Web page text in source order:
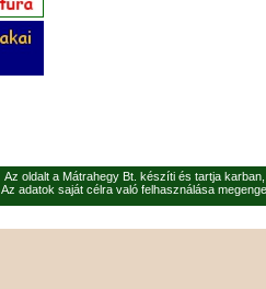
Az oldalt a Mátrahegy Bt. készíti és tartja
Az adatok saját célra való felhasználása